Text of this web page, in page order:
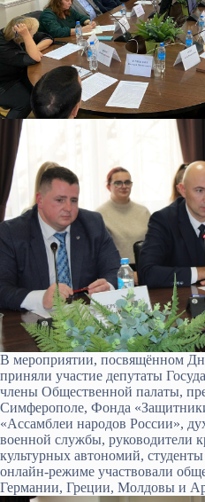
В мероприятии, посвящённом
приняли участие депутаты
члены Общественной палаты,
Симферополе, Фонда
«Ассамблеи народов России»,
военной службы, руководители
культурных автономий,
онлайн-режиме участвовали
Германии, Греции, Молдовы и